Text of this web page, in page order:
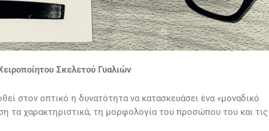
Σκελετού Γυαλιών
στον οπτικό η δυνατότητα να κατασκευάσει ένα «μοναδικό
τα χαρακτηριστικά, τη μορφολογία του προσώπου του και τις